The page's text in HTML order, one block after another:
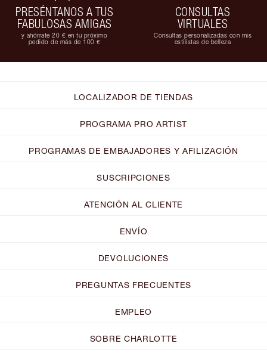
PRESÉNTANOS A TUS
FABULOSAS AMIGAS
y ahórrate 20 € en tu próximo
pedido de más de 100 €
CONSULTAS
VIRTUALES
Consultas personalizadas con mis
estilistas de belleza
LOCALIZADOR DE TIENDAS
PROGRAMA PRO ARTIST
PROGRAMAS DE EMBAJADORES Y AFILIZACIÓN
SUSCRIPCIONES
ATENCIÓN AL CLIENTE
ENVÍO
DEVOLUCIONES
PREGUNTAS FRECUENTES
EMPLEO
SOBRE CHARLOTTE